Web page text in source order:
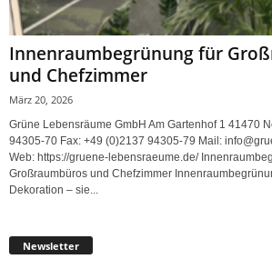
Innenraumbegrünung für
und Chefzimmer
März 20, 2026
Grüne Lebensräume GmbH Am Gartenhof 1 41470
94305-70 Fax: +49 (0)2137 94305-79 Mail:
Web: https://gruene-lebensraeume.de/
Großraumbüros und Chefzimmer
Dekoration – sie...
Newsletter